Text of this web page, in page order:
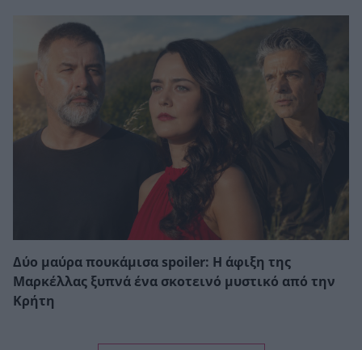
Δύο μαύρα πουκάμισα spoiler: Η άφιξη της
Μαρκέλλας ξυπνά ένα σκοτεινό μυστικό από την
Κρήτη